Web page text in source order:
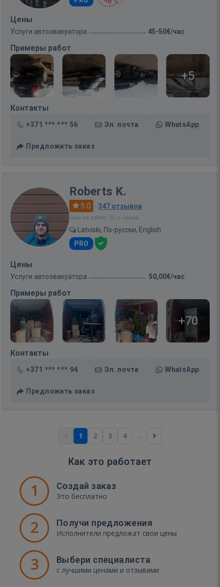
Цены
Услуги автоэвакуатора 45-50€/час
Примеры работ
+5
Контакты
+371 *** *** 56 Эл. почта WhatsApp
Предложить заказ
Roberts K.
5.0 · 347 отзывов
Был на сайте: 11 ч. назад
Latviski, По-русски, English
PRO
Цены
Услуги автоэвакуатора 50,00€/час
Примеры работ
+70
Контакты
+371 *** *** 94 Эл. почта WhatsApp
Предложить заказ
1 2 3 4 ...
Как это работает
1 Создай заказ
Это бесплатно
2 Получи предложения
Исполнители предложат свои цены
3 Выбери специалиста
с лучшими ценами и отзывами